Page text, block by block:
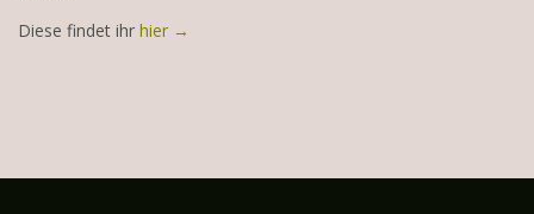
Diese findet ihr hier →